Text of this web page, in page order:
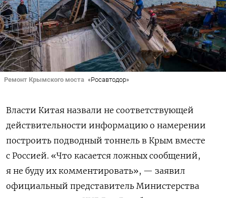
Ремонт Крымского моста «Росавтодор»
Власти Китая назвали не соответствующей
действительности информацию о намерении
построить подводный тоннель в Крым вместе
с Россией. «Что касается ложных сообщений,
я не буду их комментировать», — заявил
официальный представитель Министерства